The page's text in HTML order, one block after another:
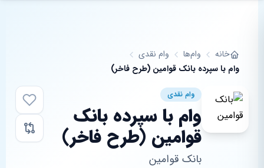
خانه وام‌ها
وام نقدی
وام با سپرده بانک قوامین (طرح فاخر)
وام نقدی
وام با سپرده بانک
قوامین (طرح فاخر)
بانک قوامین